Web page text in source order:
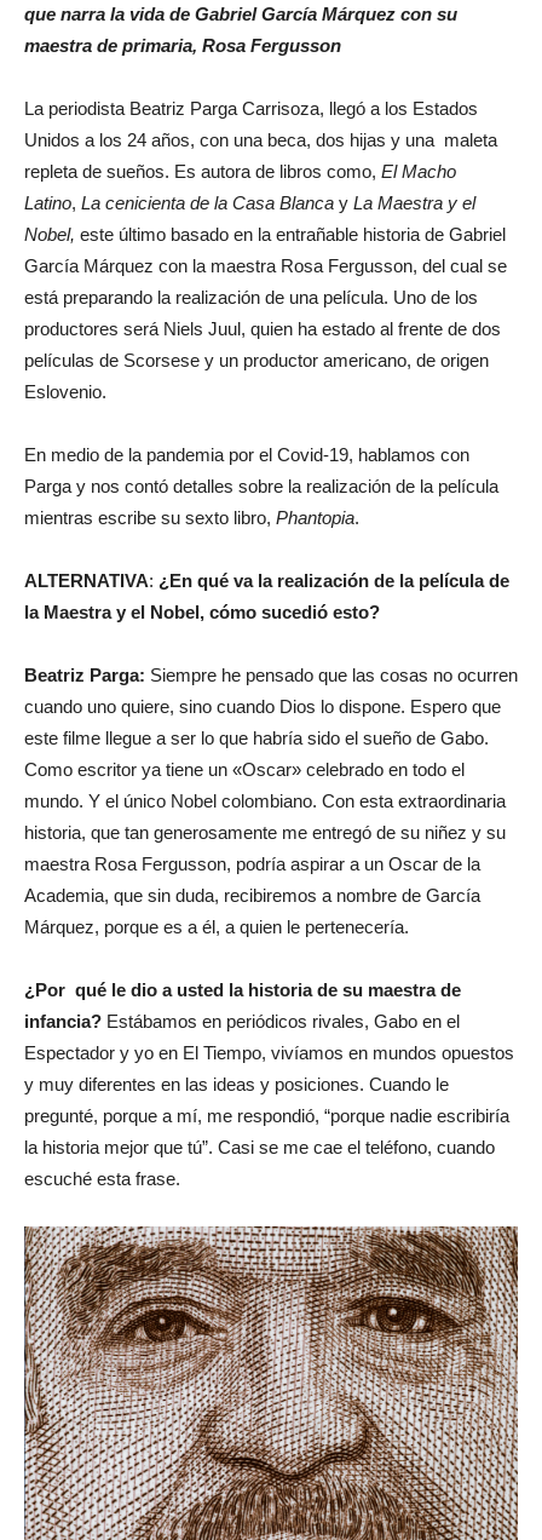
que narra la vida de Gabriel García Márquez con su
maestra de primaria, Rosa Fergusson
La periodista Beatriz Parga Carrisoza, llegó a los Estados
Unidos a los 24 años, con una beca, dos hijas y una maleta
repleta de sueños. Es autora de libros como, El Macho
Latino, La cenicienta de la Casa Blanca y La Maestra y el
Nobel, este último basado en la entrañable historia de Gabriel
García Márquez con la maestra Rosa Fergusson, del cual se
está preparando la realización de una película. Uno de los
productores será Niels Juul, quien ha estado al frente de dos
películas de Scorsese y un productor americano, de origen
Eslovenio.
En medio de la pandemia por el Covid-19, hablamos con
Parga y nos contó detalles sobre la realización de la película
mientras escribe su sexto libro, Phantopia.
ALTERNATIVA: ¿En qué va la realización de la película de
la Maestra y el Nobel, cómo sucedió esto?
Beatriz Parga: Siempre he pensado que las cosas no ocurren
cuando uno quiere, sino cuando Dios lo dispone. Espero que
este filme llegue a ser lo que habría sido el sueño de Gabo.
Como escritor ya tiene un «Oscar» celebrado en todo el
mundo. Y el único Nobel colombiano. Con esta extraordinaria
historia, que tan generosamente me entregó de su niñez y su
maestra Rosa Fergusson, podría aspirar a un Oscar de la
Academia, que sin duda, recibiremos a nombre de García
Márquez, porque es a él, a quien le pertenecería.
¿Por qué le dio a usted la historia de su maestra de
infancia? Estábamos en periódicos rivales, Gabo en el
Espectador y yo en El Tiempo, vivíamos en mundos opuestos
y muy diferentes en las ideas y posiciones. Cuando le
pregunté, porque a mí, me respondió, “porque nadie escribiría
la historia mejor que tú”. Casi se me cae el teléfono, cuando
escuché esta frase.